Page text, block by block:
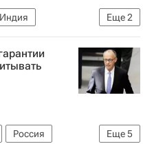
Еще2
Индия
в Пакистане
Еще5
Россия